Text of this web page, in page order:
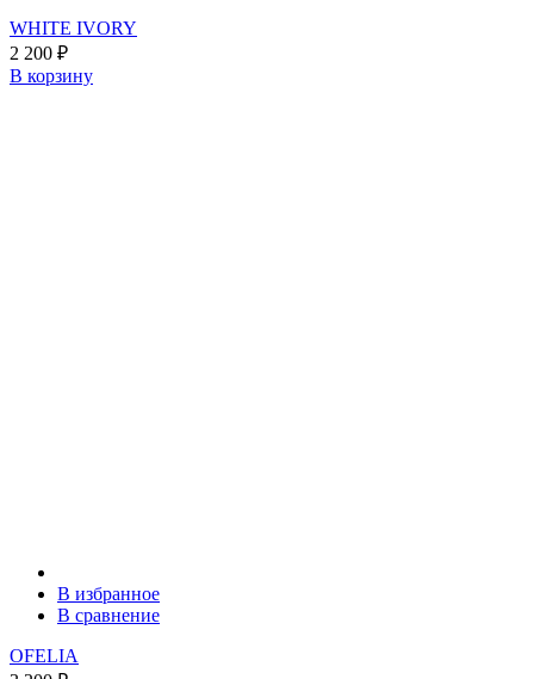
WHITE IVORY
2 200 ₽
В корзину
В избранное
В сравнение
OFELIA